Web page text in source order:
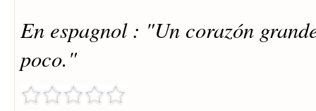
En espagnol : "Un corazón
poco."